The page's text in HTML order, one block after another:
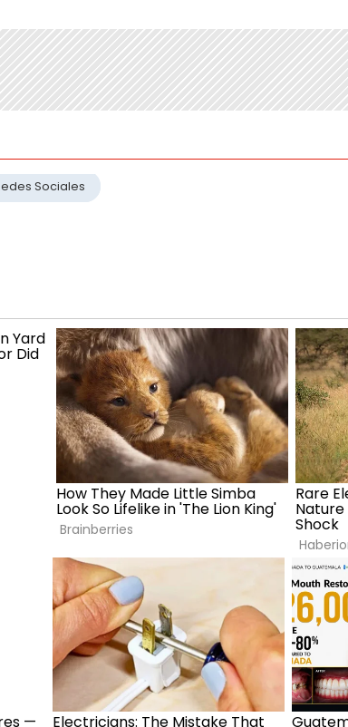
Sociales